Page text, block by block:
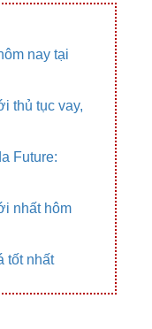
nay tại
thủ tục vay,
Future:
nhất hôm
tốt nhất